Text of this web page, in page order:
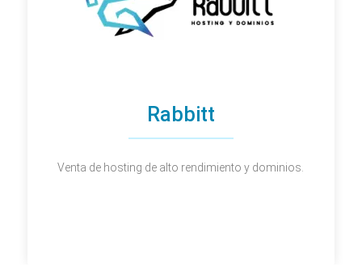
Rabbitt
Venta de hosting de alto rendimiento y dominios.